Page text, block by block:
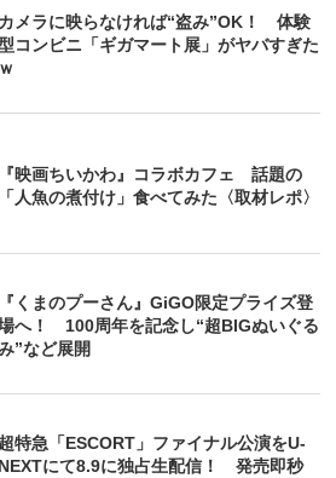
カメラに映らなければ“盗み”OK！ 体験
コンビニ「ギガマート展」がヤバすぎた
ｗ
『映画ちいかわ』コラボカフェ 話題の
「人魚の煮付け」食べてみた〈取材レポ〉
『くまのプーさん』GiGO限定プライズ登
へ！ 100周年を記念し“超BIGぬいぐる
”など展開
超特急「ESCORT」ファイナル公演をU-
NEXTにて8.9に独占生配信！ 発売即秒